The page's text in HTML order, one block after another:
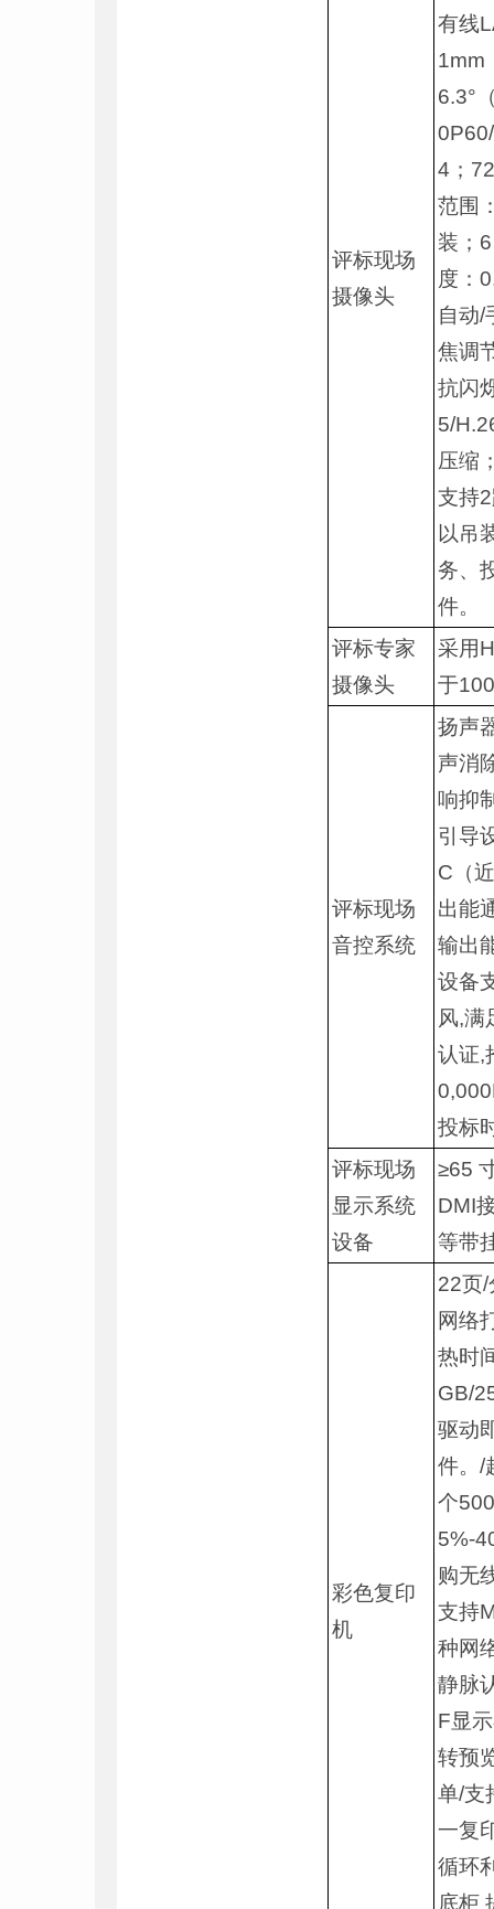
评标现场
摄像头
有线
1mm
6.3°
4；
范围
装；
度：
自动/
焦调
抗闪
5/
压缩
支持
以吊
务、
件。
评标专家
摄像头
采用
于
评标现场
音控系统
扬声
声消
响抑
引导
C（
出能
输出
设备
风,满
认证,
投标
评标现场
显示系统
设备
≥65
DMI
等带
彩色复印
机
22页/
网络
热时
GB/
驱动
件。/
个
5%-
购无
支持
种网
静脉
F显
转预
单/支
一复
循环
底柜